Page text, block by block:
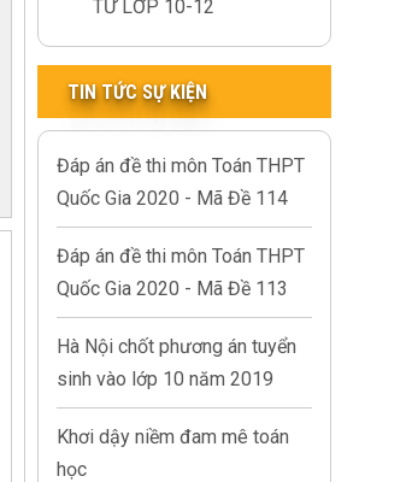
TỪ LỚP 10-12
TIN TỨC SỰ KIỆN
Đáp án đề thi môn Toán THPT
Quốc Gia 2020 - Mã Đề 114
Đáp án đề thi môn Toán THPT
Quốc Gia 2020 - Mã Đề 113
Hà Nội chốt phương án tuyển
sinh vào lớp 10 năm 2019
Khơi dậy niềm đam mê toán
học